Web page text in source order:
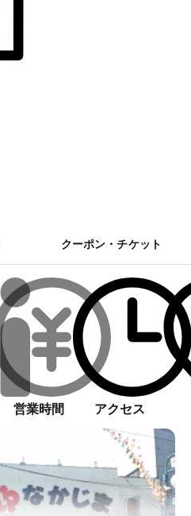
クーポン・チケット
営業時間 アクセス